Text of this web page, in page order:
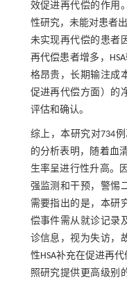
效促进再代偿的作用
性研究，未能对患者
未实现再代偿的患者
再代偿患者增多，
格昂贵，长期输注成
促进再代偿方面）的
评估和确认。
综上，本研究对734
的分析表明，随着血
生率呈进行性升高。
强监测和干预，警惕
需要指出的是，本研
偿事件需从就诊记录
诊信息，视为失访，
性HSA补充在促进再
照研究提供更高级别